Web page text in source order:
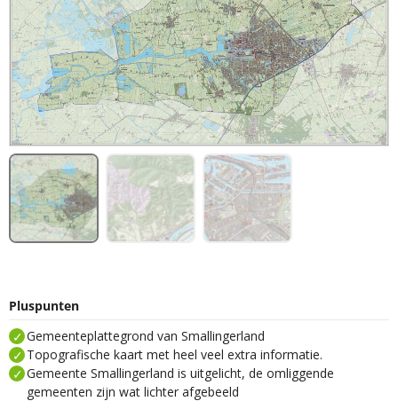
Pluspunten
Gemeenteplattegrond van Smallingerland
Topografische kaart met heel veel extra informatie.
Gemeente Smallingerland is uitgelicht, de omliggende
gemeenten zijn wat lichter afgebeeld